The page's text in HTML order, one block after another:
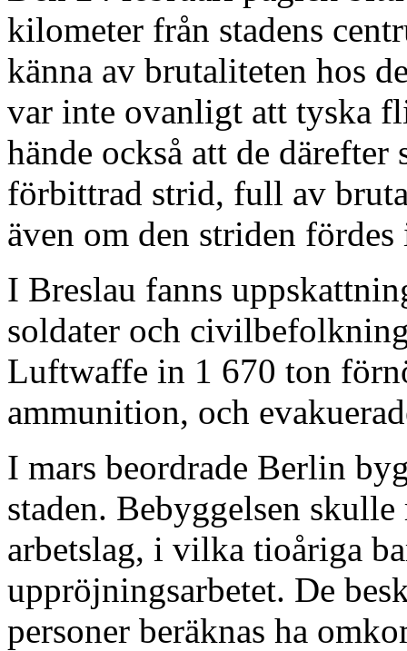
kilometer från stadens
känna av brutaliteten hos
var inte ovanligt att tyska
hände också att de
förbittrad strid, full av
även om den striden
I Breslau fanns
soldater och
Luftwaffe in 1 670 ton
ammunition, och
I mars beordrade Berlin
staden. Bebyggelsen skulle
arbetslag, i vilka tioåriga
uppröjningsarbetet. De
personer beräknas ha